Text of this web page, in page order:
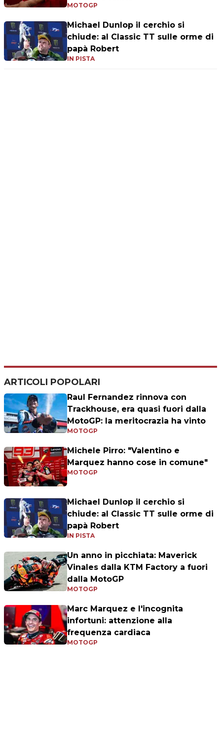
MOTOGP
Michael Dunlop il cerchio si
chiude: al Classic TT sulle orme di
papà Robert
IN PISTA
ARTICOLI POPOLARI
Raul Fernandez rinnova con
Trackhouse, era quasi fuori dalla
MotoGP: la meritocrazia ha vinto
MOTOGP
Michele Pirro: "Valentino e
Marquez hanno cose in comune"
MOTOGP
Michael Dunlop il cerchio si
chiude: al Classic TT sulle orme di
papà Robert
IN PISTA
Un anno in picchiata: Maverick
Vinales dalla KTM Factory a fuori
dalla MotoGP
MOTOGP
Marc Marquez e l'incognita
infortuni: attenzione alla
frequenza cardiaca
MOTOGP